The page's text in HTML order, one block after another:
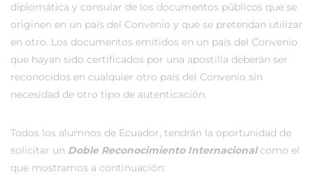
diplomática y consular de los documentos públicos que se
originen en un país del Convenio y que se pretendan utilizar
en otro. Los documentos emitidos en un país del Convenio
que hayan sido certificados por una apostilla deberán ser
reconocidos en cualquier otro país del Convenio sin
necesidad de otro tipo de autenticación.
Todos los alumnos de Ecuador, tendrán la oportunidad de
solicitar un Doble Reconocimiento Internacionalcomo el
que mostramos a continuación: